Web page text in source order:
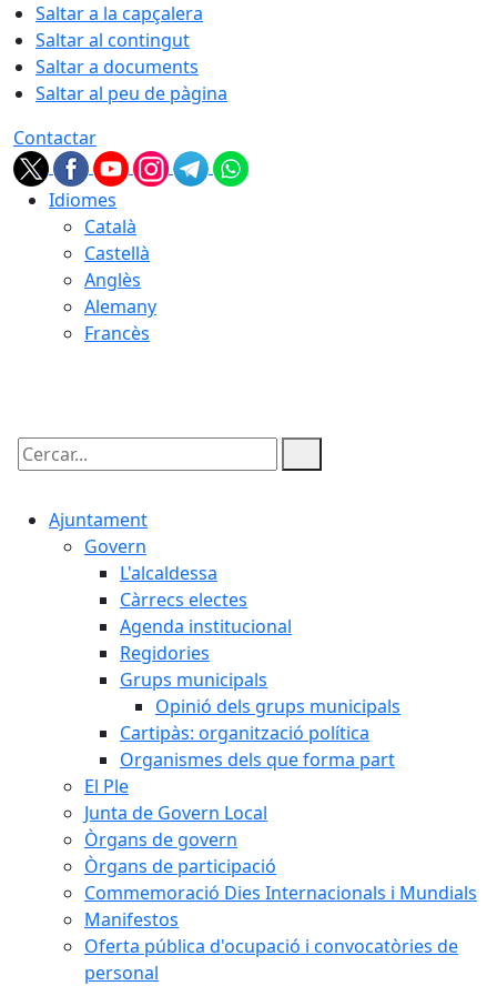
Saltar a la capçalera
Saltar al contingut
Saltar a documents
Saltar al peu de pàgina
Contactar
Idiomes
Català
Castellà
Anglès
Alemany
Francès
Cercar:
Ajuntament
Govern
L'alcaldessa
Càrrecs electes
Agenda institucional
Regidories
Grups municipals
Opinió dels grups municipals
Cartipàs: organització política
Organismes dels que forma part
El Ple
Junta de Govern Local
Òrgans de govern
Òrgans de participació
Commemoració Dies Internacionals i Mundials
Manifestos
Oferta pública d'ocupació i convocatòries de
personal